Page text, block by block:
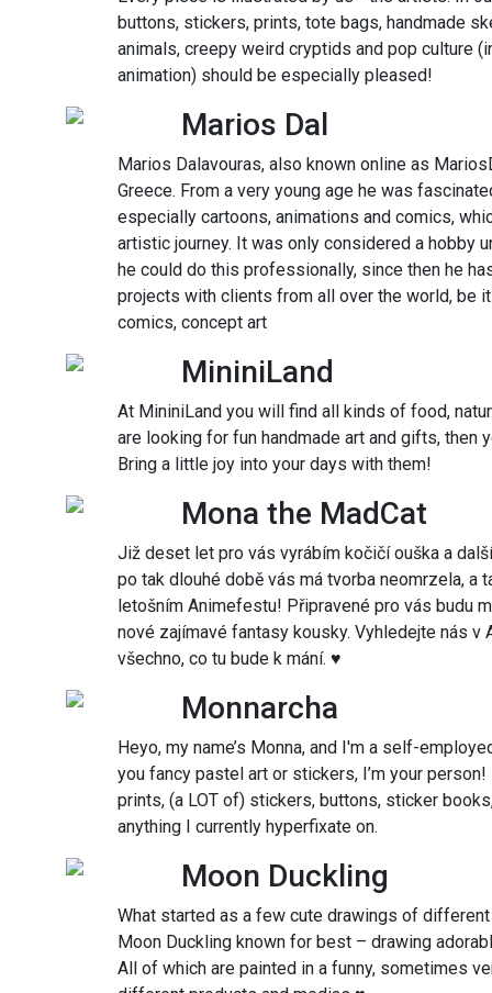
buttons, stickers, prints, tote bags, handmade
animals, creepy weird cryptids and pop culture
animation) should be especially pleased!
Marios Dal
Marios Dalavouras, also known online as
Greece. From a very young age he was
especially cartoons, animations and comics,
artistic journey. It was only considered a hobby
he could do this professionally, since then he
projects with clients from all over the world, be
comics, concept art
MininiLand
At MininiLand you will find all kinds of food,
are looking for fun handmade art and gifts, then
Bring a little joy into your days with them!
Mona the MadCat
Již deset let pro vás vyrábím kočičí ouška a
po tak dlouhé době vás má tvorba neomrzela, a
letošním Animefestu! Připravené pro vás budu
nové zajímavé fantasy kousky. Vyhledejte nás
všechno, co tu bude k mání. ♥
Monnarcha
Heyo, my name’s Monna, and I'm a self-
you fancy pastel art or stickers, I’m your
prints, (a LOT of) stickers, buttons, sticker
anything I currently hyperfixate on.
Moon Duckling
What started as a few cute drawings of
Moon Duckling known for best – drawing
All of which are painted in a funny, sometimes